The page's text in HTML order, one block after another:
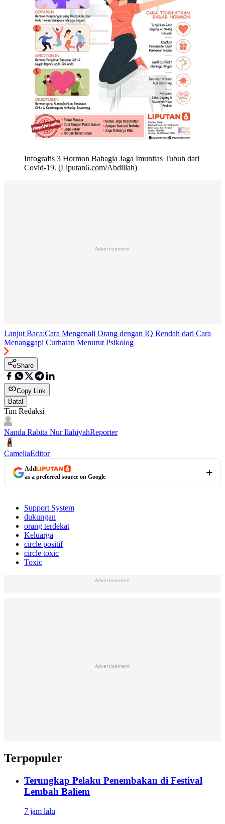
Infografis 3 Hormon Bahagia Jaga Imunitas Tubuh dari
Covid-19. (Liputan6.com/Abdillah)
Advertisement
Lanjut Baca:Cara Mengenali Orang dengan IQ Rendah dari Cara
Menanggapi Curhatan Menurut Psikolog
Share
Copy Link
Batal
Tim Redaksi
Nanda Rabita Nur IlahiyahReporter
CameliaEditor
Add
as a preferred source on Google
Support System
dukungan
orang terdekat
Keluarga
circle positif
circle toxic
Toxic
Advertisement
Advertisement
Terpopuler
Terungkap Pelaku Penembakan di Festival
Lembah Baliem
7 jam lalu